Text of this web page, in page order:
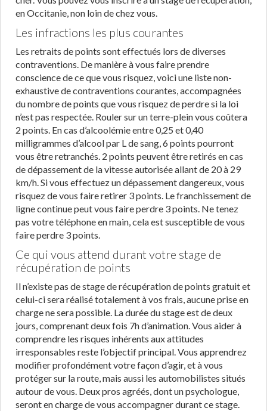
en Occitanie, non loin de chez vous.
Les infractions les plus courantes
Les retraits de points sont effectués lors de diverses
contraventions. De manière à vous faire prendre
conscience de ce que vous risquez, voici une liste non-
exhaustive de contraventions courantes, accompagnées
du nombre de points que vous risquez de perdre si la loi
n’est pas respectée. Rouler sur un terre-plein vous coûtera
2 points. En cas d’alcoolémie entre 0,25 et 0,40
milligrammes d’alcool par L de sang, 6 points pourront
vous être retranchés. 2 points peuvent être retirés en cas
de dépassement de la vitesse autorisée allant de 20 à 29
km/h. Si vous effectuez un dépassement dangereux, vous
risquez de vous faire retirer 3 points. Le franchissement de
ligne continue peut vous faire perdre 3 points. Ne tenez
pas votre téléphone en main, cela est susceptible de vous
faire perdre 3 points.
Ce qui vous attend durant votre stage de
récupération de points
Il n’existe pas de stage de récupération de points gratuit et
celui-ci sera réalisé totalement à vos frais, aucune prise en
charge ne sera possible. La durée du stage est de deux
jours, comprenant deux fois 7h d’animation. Vous aider à
comprendre les risques inhérents aux attitudes
irresponsables reste l’objectif principal. Vous apprendrez
modifier profondément votre façon d’agir, et à vous
protéger sur la route, mais aussi les automobilistes situés
autour de vous. Deux pros agréés, dont un psychologue,
seront en charge de vous accompagner durant ce stage.